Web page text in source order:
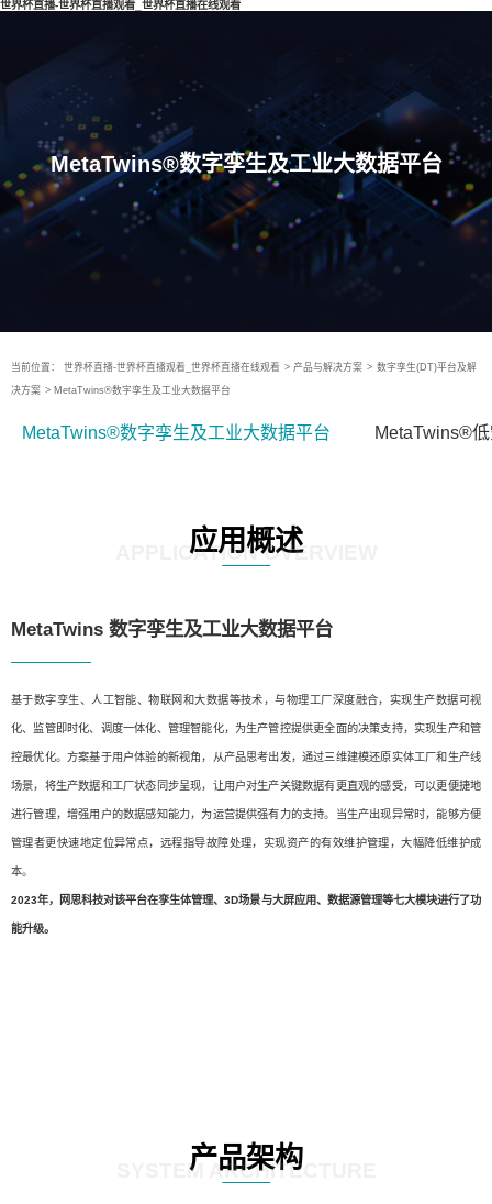
世界杯直播-世界杯直播观看_世界杯直播在线观看
MetaTwins®数字孪生及工业大数据平台
当前位置： 世界杯直播-世界杯直播观看_世界杯直播在线观看 > 产品与解决方案 > 数字孪生(DT)平台及解
决方案 > MetaTwins®数字孪生及工业大数据平台
MetaTwins®数字孪生及工业大数据平台 MetaTwins®
应用概述
APPLICATION OVERVIEW
MetaTwins 数字孪生及工业大数据平台
基于数字孪生、人工智能、物联网和大数据等技术，与物理工厂深度融合，实现生产数据可视
化、监管即时化、调度一体化、管理智能化，为生产管控提供更全面的决策支持，实现生产和管
控最优化。方案基于用户体验的新视角，从产品思考出发，通过三维建模还原实体工厂和生产线
场景，将生产数据和工厂状态同步呈现，让用户对生产关键数据有更直观的感受，可以更便捷地
进行管理，增强用户的数据感知能力，为运营提供强有力的支持。当生产出现异常时，能够方便
管理者更快速地定位异常点，远程指导故障处理，实现资产的有效维护管理，大幅降低维护成
本。
2023年，网思科技对该平台在孪生体管理、3D场景与大屏应用、数据源管理等七大模块进行了功
能升级。
产品架构
SYSTEM ARCHITECTURE